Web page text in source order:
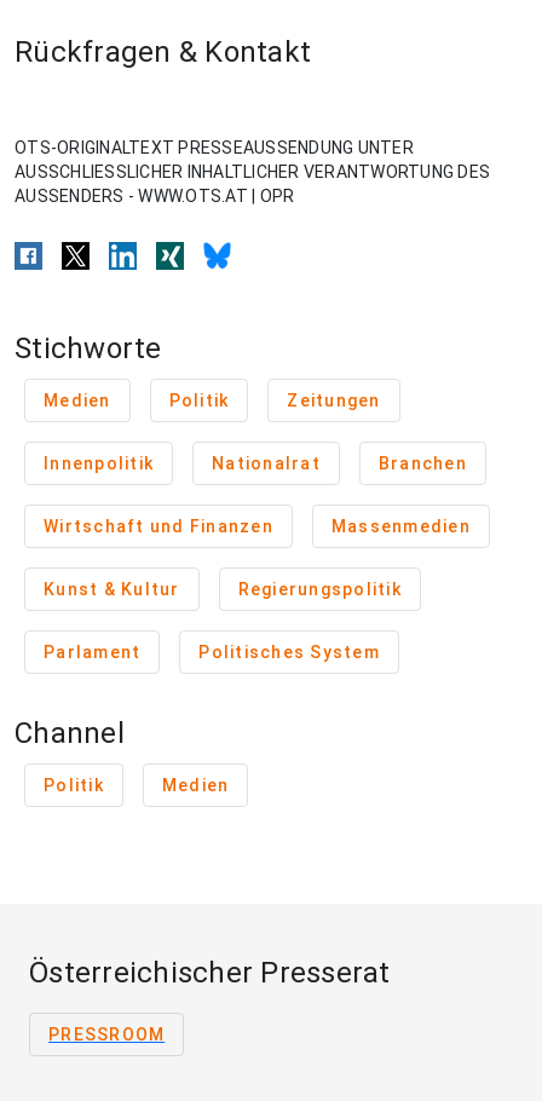
Rückfragen & Kontakt
OTS-ORIGINALTEXT PRESSEAUSSENDUNG UNTER
AUSSCHLIESSLICHER INHALTLICHER VERANTWORTUNG DES
AUSSENDERS - WWW.OTS.AT | OPR
Stichworte
Medien Politik Zeitungen
Innenpolitik Nationalrat Branchen
Wirtschaft und Finanzen Massenmedien
Kunst & Kultur Regierungspolitik
Parlament Politisches System
Channel
Politik Medien
Österreichischer Presserat
PRESSROOM